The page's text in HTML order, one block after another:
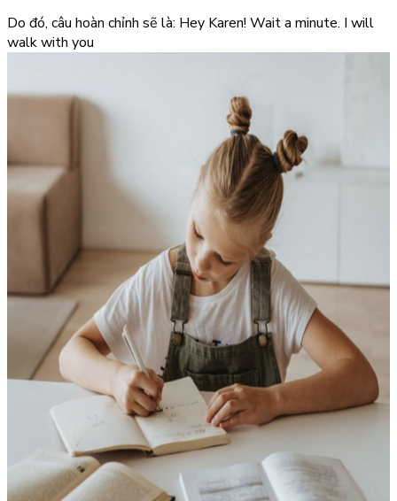
Do đó, câu hoàn chỉnh sẽ là: Hey Karen! Wait a minute. I will
walk with you